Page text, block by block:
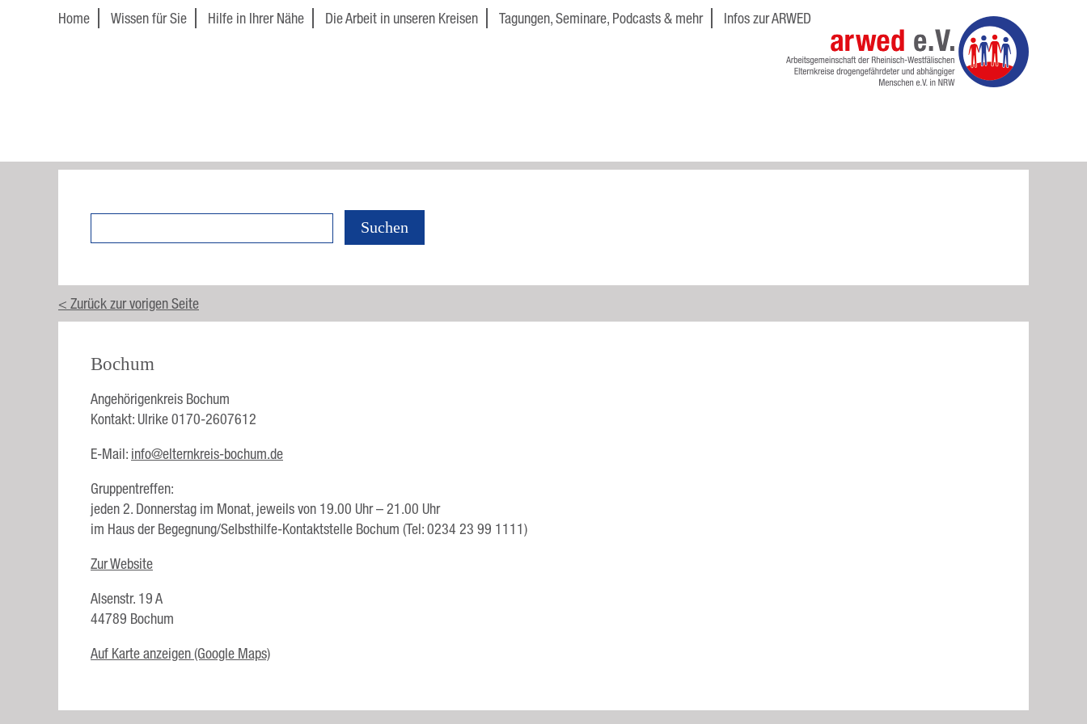
Home Wissen für Sie Hilfe in Ihrer Nähe Die Arbeit in unseren Kreisen Tagungen, Seminare, Podcasts & mehr Infos zur ARWED
Suchen
< Zurück zur vorigen Seite
Bochum
Angehörigenkreis Bochum
Kontakt: Ulrike 0170-2607612
E-Mail: info@elternkreis-bochum.de
Gruppentreffen:
jeden 2. Donnerstag im Monat, jeweils von 19.00 Uhr – 21.00 Uhr
im Haus der Begegnung/Selbsthilfe-Kontaktstelle Bochum (Tel: 0234 23 99 1111)
Zur Website
Alsenstr. 19 A
44789 Bochum
Auf Karte anzeigen (Google Maps)